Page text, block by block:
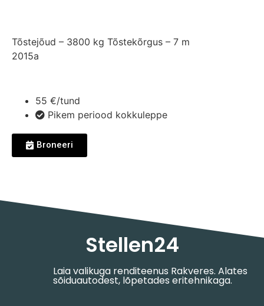
Tõstejõud – 3800 kg Tõstekõrgus – 7 m
2015a
55 €/tund
Pikem periood kokkuleppe
Broneeri
Stellen24
Laia valikuga renditeenus Rakveres. Alates
sõiduautodest, lõpetades eritehnikaga.